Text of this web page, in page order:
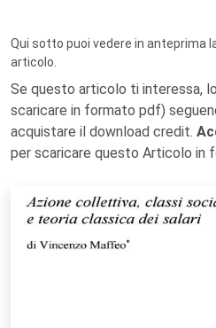
Qui sotto puoi vedere in anteprima
articolo.
Se questo articolo ti interessa,
scaricare in formato pdf)
acquistare il download credit.
per scaricare questo Articolo in